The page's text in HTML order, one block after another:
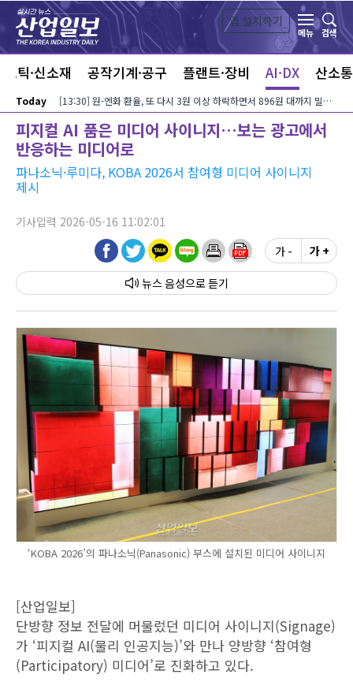
본문 바로가기
앱 설치하기
메뉴
검색
틱·신소재 공작기계·공구 플랜트·장비 AI·DX 산소통
Today [13:30] 원-엔화 환율, 또 다시 3원 이상 하락하면서 896원 대까지 밀려…달러-엔화 환율은 미국 장기금리?유가 동반 상승에 158엔 대로 내려서
피지컬 AI 품은 미디어 사이니지…보는 광고에서
반응하는 미디어로
파나소닉·루미다, KOBA 2026서 참여형 미디어 사이니지
제시
기사입력 2026-05-16 11:02:01
뉴스 음성
가 - 가 +
‘KOBA 2026’의 파나소닉(Panasonic) 부스에 설치된 미디어 사이니지
[산업일보]
단방향 정보 전달에 머물렀던 미디어 사이니지(Signage)
가 ‘피지컬 AI(물리 인공지능)’와 만나 양방향 ‘참여형
(Participatory) 미디어’로 진화하고 있다.